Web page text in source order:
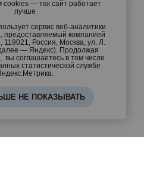
cookies — так сайт работает
лучше
сервис веб-аналитики
предоставляемый компанией
Россия, Москва, ул. Л.
— Яндекс). Продолжая
вы соглашаетесь в том числе
статистической службе
НЕ ПОКАЗЫВАТЬ